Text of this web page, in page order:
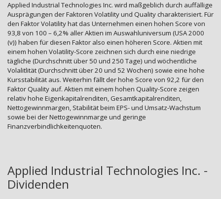
Applied Industrial Technologies Inc. wird maßgeblich durch auffällige
Ausprägungen der Faktoren Volatility und Quality charakterisiert. Für
den Faktor Volatility hat das Unternehmen einen hohen Score von
93,8 von 100 – 6,2% aller Aktien im Auswahluniversum (USA 2000
(v)) haben für diesen Faktor also einen höheren Score. Aktien mit
einem hohen Volatility-Score zeichnen sich durch eine niedrige
tägliche (Durchschnitt über 50 und 250 Tage) und wöchentliche
Volalitlität (Durchschnitt über 20 und 52 Wochen) sowie eine hohe
Kursstabilität aus. Weiterhin fällt der hohe Score von 92,2 für den
Faktor Quality auf. Aktien mit einem hohen Quality-Score zeigen
relativ hohe Eigenkapitalrenditen, Gesamtkapitalrenditen,
Nettogewinnmargen, Stabilität beim EPS- und Umsatz-Wachstum
sowie bei der Nettogewinnmarge und geringe
Finanzverbindlichkeitenquoten.
Applied Industrial Technologies Inc. -
Dividenden